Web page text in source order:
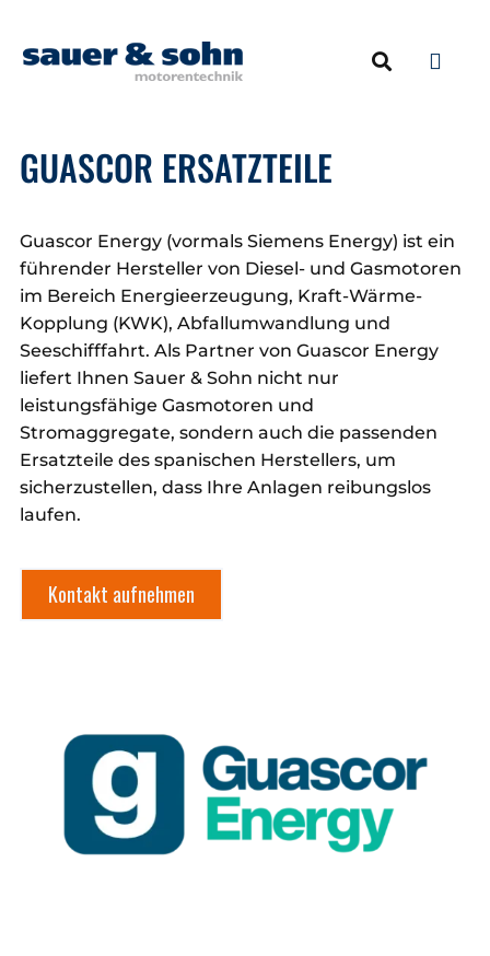
GUASCOR ERSATZTEILE
Guascor Energy (vormals Siemens Energy) ist ein
führender Hersteller von Diesel- und Gasmotoren
im Bereich Energieerzeugung, Kraft-Wärme-
Kopplung (KWK), Abfallumwandlung und
Seeschifffahrt. Als Partner von Guascor Energy
liefert Ihnen Sauer & Sohn nicht nur
leistungsfähige Gasmotoren und
Stromaggregate, sondern auch die passenden
Ersatzteile des spanischen Herstellers, um
sicherzustellen, dass Ihre Anlagen reibungslos
laufen.
Kontakt aufnehmen